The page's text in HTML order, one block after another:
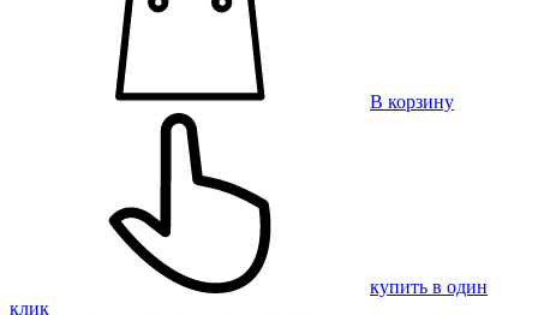
В корзину
купить в один
клик